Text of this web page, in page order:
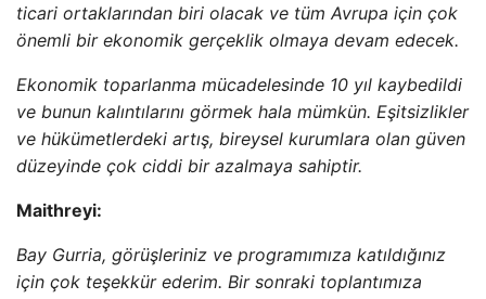
ticari ortaklarından biri olacak ve tüm Avrupa için çok
önemli bir ekonomik gerçeklik olmaya devam edecek.
Ekonomik toparlanma mücadelesinde 10 yıl kaybedildi
ve bunun kalıntılarını görmek hala mümkün. Eşitsizlikler
ve hükümetlerdeki artış, bireysel kurumlara olan güven
düzeyinde çok ciddi bir azalmaya sahiptir.
Maithreyi:
Bay Gurria, görüşleriniz ve programımıza katıldığınız
için çok teşekkür ederim. Bir sonraki toplantımıza